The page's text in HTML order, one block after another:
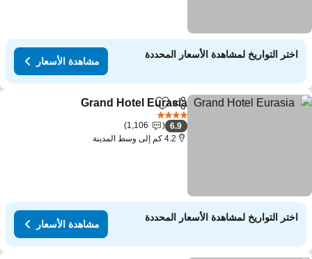
اختر التواريخ لمشاهدة الأسعار المحددة
مشاهدة الأسعار
مشاركةAdd to favorites
Grand Hotel Eurasia
6.9
1,106
4.2 كم إلى وسط المدينة
اختر التواريخ لمشاهدة الأسعار المحددة
مشاهدة الأسعار